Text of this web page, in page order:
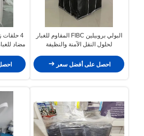
البولي بروبيلين FIBC المقاوم للغبار
لحلول النقل الآمنة والنظيفة
احصل على أفضل سعر
4